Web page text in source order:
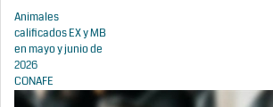
Animales
calificados EX y MB
en mayo y junio de
2026
CONAFE